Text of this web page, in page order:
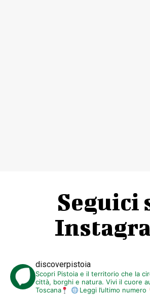
Seguici
discoverpistoia
Scopri Pistoia e il territorio che la
città, borghi e natura. Vivi il cuore
Toscana
Leggi l’ultimo numero